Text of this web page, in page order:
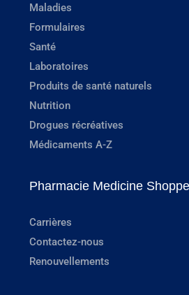
Maladies
Formulaires
Santé
Laboratoires
Produits de santé naturels
Nutrition
Drogues récréatives
Médicaments A-Z
Pharmacie Medicine Shoppe
Carrières
Contactez-nous
Renouvellements